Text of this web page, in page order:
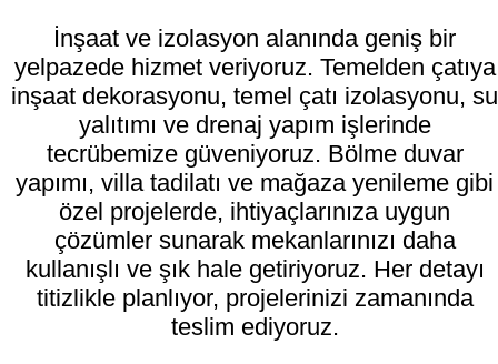
İnşaat ve izolasyon alanında geniş bir
yelpazede hizmet veriyoruz. Temelden çatıya
inşaat dekorasyonu, temel çatı izolasyonu, su
yalıtımı ve drenaj yapım işlerinde
tecrübemize güveniyoruz. Bölme duvar
yapımı, villa tadilatı ve mağaza yenileme gibi
özel projelerde, ihtiyaçlarınıza uygun
çözümler sunarak mekanlarınızı daha
kullanışlı ve şık hale getiriyoruz. Her detayı
titizlikle planlıyor, projelerinizi zamanında
teslim ediyoruz.